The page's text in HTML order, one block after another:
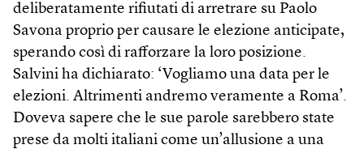
deliberatamente rifiutati di arretrare su Paolo
Savona proprio per causare le elezione anticipate,
sperando così di rafforzare la loro posizione.
Salvini ha dichiarato: ‘Vogliamo una data per le
elezioni. Altrimenti andremo veramente a Roma’.
Doveva sapere che le sue parole sarebbero state
prese da molti italiani come un’allusione a una